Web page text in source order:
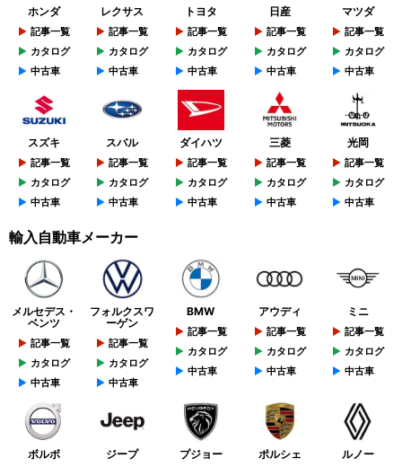
ホンダ
記事一覧
カタログ
中古車
レクサス
記事一覧
カタログ
中古車
トヨタ
記事一覧
カタログ
中古車
日産
記事一覧
カタログ
中古車
マツダ
記事一覧
カタログ
中古車
スズキ
記事一覧
カタログ
中古車
スバル
記事一覧
カタログ
中古車
ダイハツ
記事一覧
カタログ
中古車
三菱
記事一覧
カタログ
中古車
光岡
記事一覧
カタログ
中古車
輸入自動車メーカー
メルセデス・
ベンツ
記事一覧
カタログ
中古車
フォルクスワ
ーゲン
記事一覧
カタログ
中古車
BMW
記事一覧
カタログ
中古車
アウディ
記事一覧
カタログ
中古車
ミニ
記事一覧
カタログ
中古車
ボルボ ジープ プジョー ポルシェ ルノー